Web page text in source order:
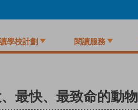
學校計劃 閱讀服務
最快、最致命的動物